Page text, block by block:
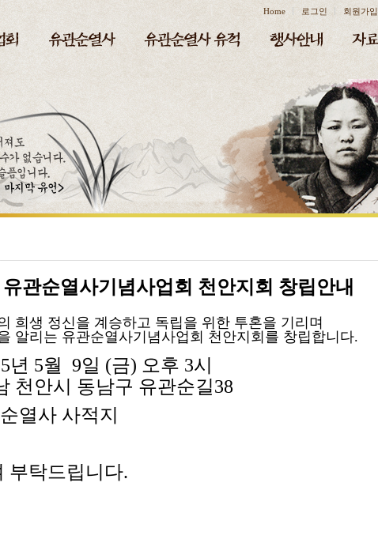
Home 로그인 회원가입
유관순열사기념사업회 천안지회 창립안내
정신을 계승하고 독립을 위한 투혼을 기리며
리는 유관순열사기념사업회 천안지회를 창립합니다.
5월 9일 (금) 오후 3시
안시 동남구 유관순길38
열사 사적지
탁드립니다.